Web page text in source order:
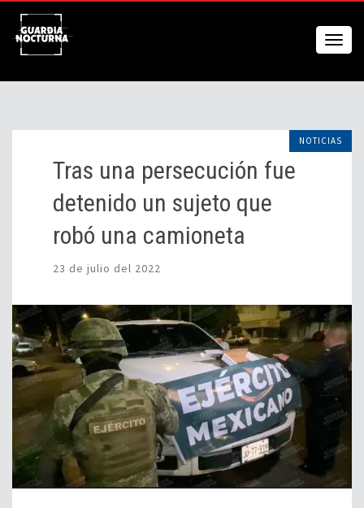
NOTICIAS
Tras una persecución fue
detenido un sujeto que
robó una camioneta
23 de julio del 2022